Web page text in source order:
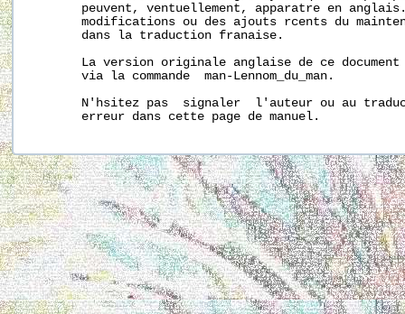
peuvent, ventuellement, apparatre en
modifications ou des ajouts rcents du
       dans la traduction franaise.
La version originale anglaise de ce
       via la commande  man-Lennom_du_man.
N'hsitez pas  signaler  l'auteur ou au